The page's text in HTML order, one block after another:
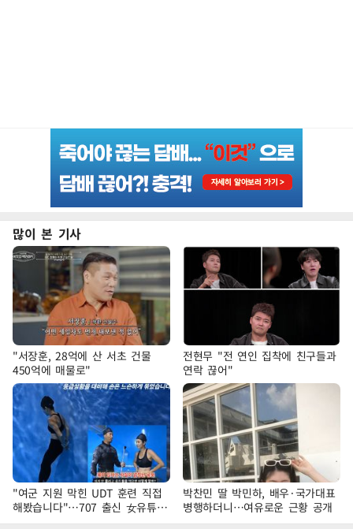
많이 본 기사
"서장훈, 28억에 산 서초 건물
450억에 매물로"
전현무 "전 연인 집착에 친구들과
연락 끊어"
"여군 지원 막힌 UDT 훈련 직접
해봤습니다"…707 출신 女유튜버
'완벽 소화'
박찬민 딸 박민하, 배우·국가대표
병행하더니…여유로운 근황 공개